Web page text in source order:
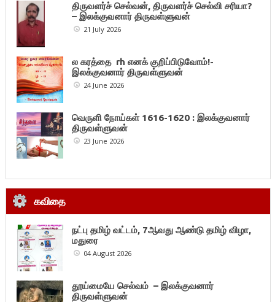
திருவளர்ச் செல்வன், திருவளர்ச் செல்வி சரியா?
– இலக்குவனார் திருவள்ளுவன்
21 July 2026
ல கரத்தை rh எனக் குறிப்பிடுவோம்!-
இலக்குவனார் திருவள்ளுவன்
24 June 2026
வெருளி நோய்கள் 1616-1620 : இலக்குவனார்
திருவள்ளுவன்
23 June 2026
கவிதை
நட்பு தமிழ் வட்டம், 7ஆவது ஆண்டு தமிழ் விழா,
மதுரை
04 August 2026
தூய்மையே செல்வம் – இலக்குவனார்
திருவள்ளுவன்